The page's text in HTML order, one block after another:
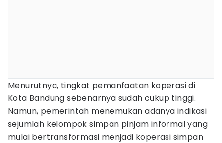
Menurutnya, tingkat pemanfaatan koperasi di
Kota Bandung sebenarnya sudah cukup tinggi.
Namun, pemerintah menemukan adanya indikasi
sejumlah kelompok simpan pinjam informal yang
mulai bertransformasi menjadi koperasi simpan